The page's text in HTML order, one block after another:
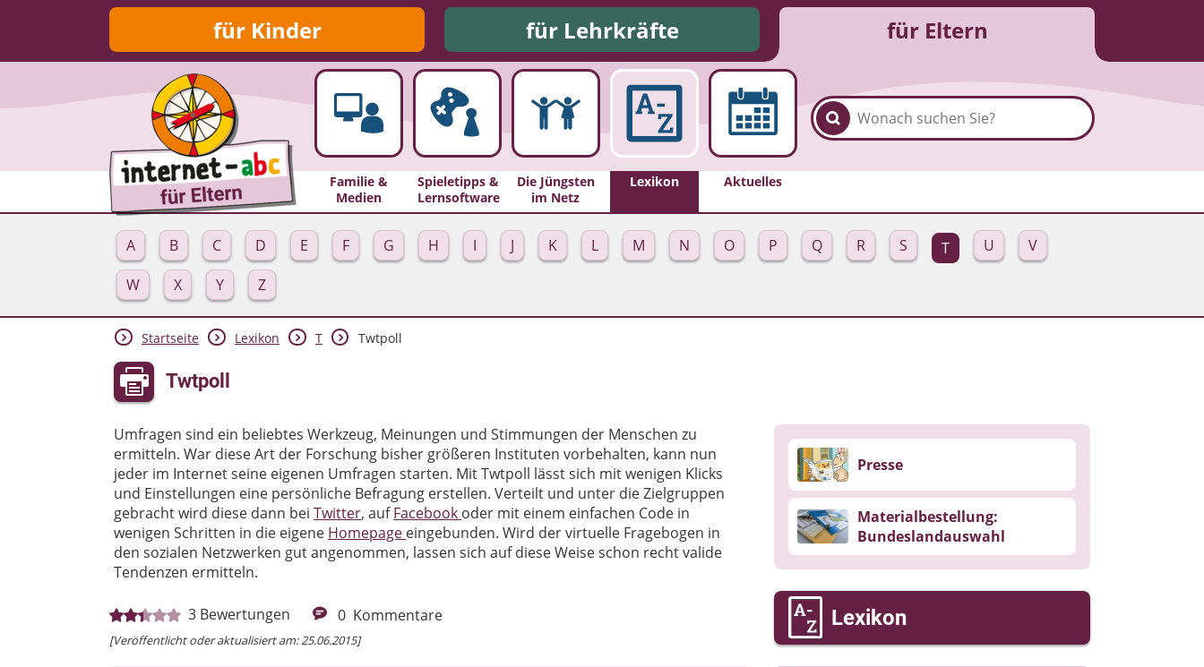
für Kinder für Lehrkräfte für Eltern
Familie &
Medien
Spieletipps &
Lernsoftware
Die Jüngsten
im Netz
Lexikon Aktuelles
A B C D E F G H I J K L M N O P Q R S T U
V
W
X Y Z
Startseite Lexikon T Twtpoll
Twtpoll
Umfragen sind ein beliebtes Werkzeug, Meinungen und Stimmungen der Menschen zu
ermitteln. War diese Art der Forschung bisher größeren Instituten vorbehalten, kann nun
jeder im Internet seine eigenen Umfragen starten. Mit Twtpoll lässt sich mit wenigen Klicks
und Einstellungen eine persönliche Befragung erstellen. Verteilt und unter die Zielgruppen
gebracht wird diese dann bei Twitter, aufFacebook oder mit einem einfachen Code in
wenigen Schritten in die eigene Homepage eingebunden. Wird der virtuelle Fragebogen in
den sozialen Netzwerken gut angenommen, lassen sich auf diese Weise schon recht valide
Tendenzen ermitteln.
3 Bewertungen 0 Kommentare
[Veröffentlicht oder aktualisiert am: 25.06.2015]
Presse
Materialbestellung:
Bundeslandauswahl
Lexikon